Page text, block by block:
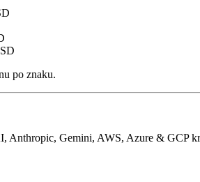
po znaku.
Anthropic, Gemini, AWS, Azure & GCP